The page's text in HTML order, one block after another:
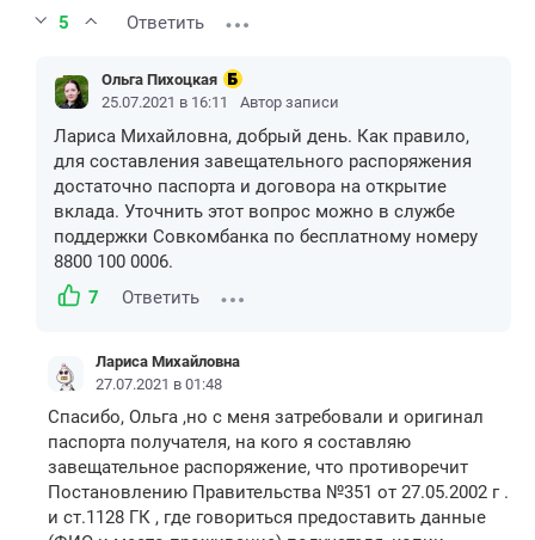
5
Ответить
Ольга Пихоцкая
25.07.2021 в 16:11
Автор записи
Лариса Михайловна, добрый день. Как правило,
для составления завещательного распоряжения
достаточно паспорта и договора на открытие
вклада. Уточнить этот вопрос можно в службе
поддержки Совкомбанка по бесплатному номеру
8800 100 0006.
7
Ответить
Лариса Михайловна
27.07.2021 в 01:48
Спасибо, Ольга ,но с меня затребовали и оригинал
паспорта получателя, на кого я составляю
завещательное распоряжение, что противоречит
Постановлению Правительства №351 от 27.05.2002 г .
и ст.1128 ГК , где говориться предоставить данные